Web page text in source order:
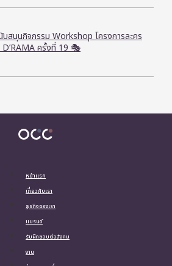
บสนุนกิจกรรม Workshop โครงการละคร
D’RAMA ครั้งที่ 19 🎭
หน้าแรก
เกี่ยวกับเรา
ธุรกิจของเรา
แบรนด์
รับผิดชอบต่อสังคม
งาน